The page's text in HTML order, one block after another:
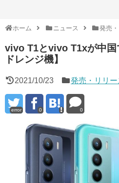
ホーム ニュース 発売
vivo T1とvivo T1xが中国
ドレンジ機】
2021/10/23 発売・リリー
error 0 0